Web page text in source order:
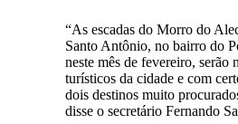
“As escadas do Morro do
Santo Antônio, no bairro do
neste mês de fevereiro, serão
turísticos da cidade e com
dois destinos muito
disse o secretário Fernando